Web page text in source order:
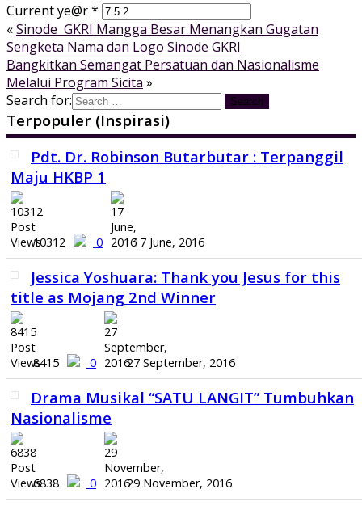
Current ye@r*
«Sinode GKRI Mangga Besar Menangkan Gugatan
Sengketa Nama dan Logo Sinode GKRI
Bangkitkan Semangat Persatuan dan Nasionalisme
Melalui Program Sicita »
Search for:
Terpopuler (Inspirasi)
Pdt. Dr. Robinson Butarbutar : Terpanggil
Maju HKBP 1
10312 0 17 June, 2016
Jessica Yoshuara: Thank you Jesus for this
title as Mojang 2nd Winner
8415 0 27 September, 2016
Drama Musikal “SATU LANGIT” Tumbuhkan
Nasionalisme
6838 0 29 November, 2016